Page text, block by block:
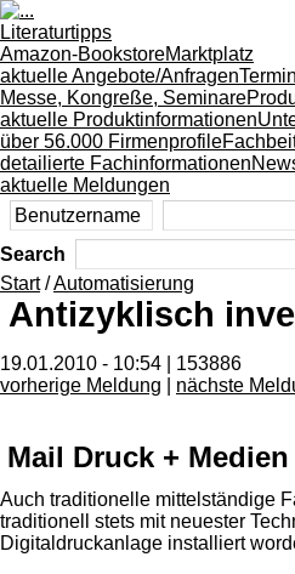
Literaturtipps
Amazon-BookstoreMarktplatz
aktuelle Angebote/Anfragen
Messe, Kongreße, Seminare
aktuelle Produktinformationen
über 56.000 Firmenprofile
detailierte Fachinformationen
aktuelle Meldungen
Search
Start/Automatisierung
Antizyklisch
19.01.2010 - 10:54 | 153886
vorherige Meldung
nächste
Mail Druck +
Auch traditionelle mittelständige
traditionell stets mit neuester
Digitaldruckanlage installiert